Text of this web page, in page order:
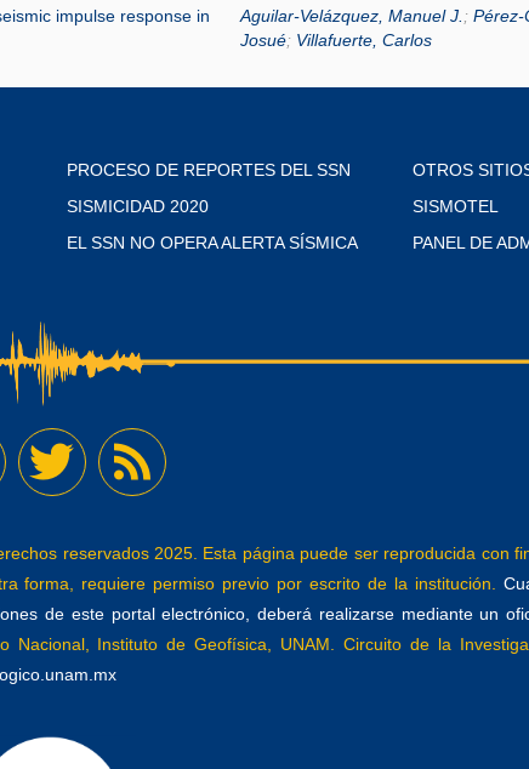
impulse response in
Aguilar-Velázquez, Manuel J. ; Pérez-
Josué; Villafuerte, Carlos
PROCESO DE REPORTES DEL SSN
SISMICIDAD 2020
EL SSN NO OPERA ALERTA SÍSMICA
OTROS
SISMOTEL
PANEL DE
reservados 2025. Esta página puede ser reproducida con
forma, requiere permiso previo por escrito de la institución.
de este portal electrónico, deberá realizarse mediante un
Nacional, Instituto de Geofísica, UNAM. Circuito de la